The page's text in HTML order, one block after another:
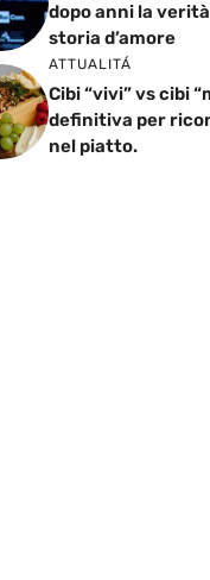
dopo anni la
storia d’amore
ATTUALITÁ
Cibi “vivi” vs cibi
definitiva per
nel piatto.